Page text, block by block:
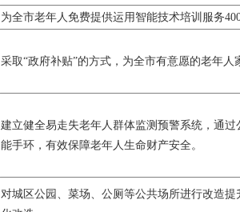
为全市老年人免费提供运用智能技术培训服务
采取“政府补贴”的方式，为全市有意愿的老年
建立健全易走失老年人群体监测预警系统，通
能手环，有效保障老年人生命财产安全。
对城区公园、菜场、公厕等公共场所进行改造